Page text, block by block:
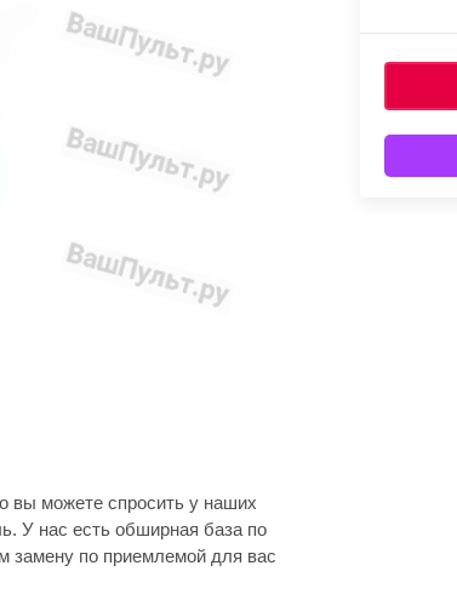
вы можете спросить у наших
У нас есть обширная база по
замену по приемлемой для вас